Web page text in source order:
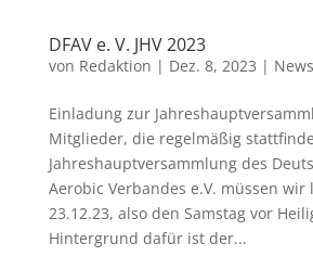
DFAV e. V. JHV 2023
von Redaktion | Dez. 8, 2023 | News
Einladung zur
Mitglieder, die regelmäßig
Jahreshauptversammlung des
Aerobic Verbandes e.V. müssen
23.12.23, also den Samstag vor
Hintergrund dafür ist der...